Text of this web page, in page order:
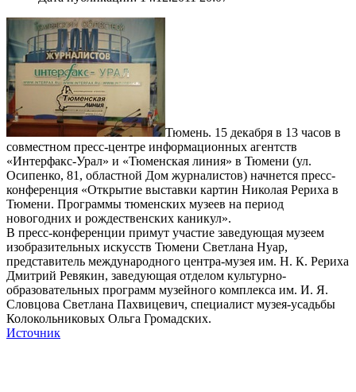
Тюмень. 15 декабря в 13 часов в
совместном пресс-центре информационных агентств
«Интерфакс-Урал» и «Тюменская линия» в Тюмени (ул.
Осипенко, 81, областной Дом журналистов) начнется пресс-
конференция «Открытие выставки картин Николая Рериха в
Тюмени. Программы тюменских музеев на период
новогодних и рождественских каникул».
В пресс-конференции примут участие заведующая музеем
изобразительных искусств Тюмени Светлана Нуар,
представитель международного центра-музея им. Н. К. Рериха
Дмитрий Ревякин, заведующая отделом культурно-
образовательных программ музейного комплекса им. И. Я.
Словцова Светлана Пахвицевич, специалист музея-усадьбы
Колокольниковых Ольга Громадских.
Источник